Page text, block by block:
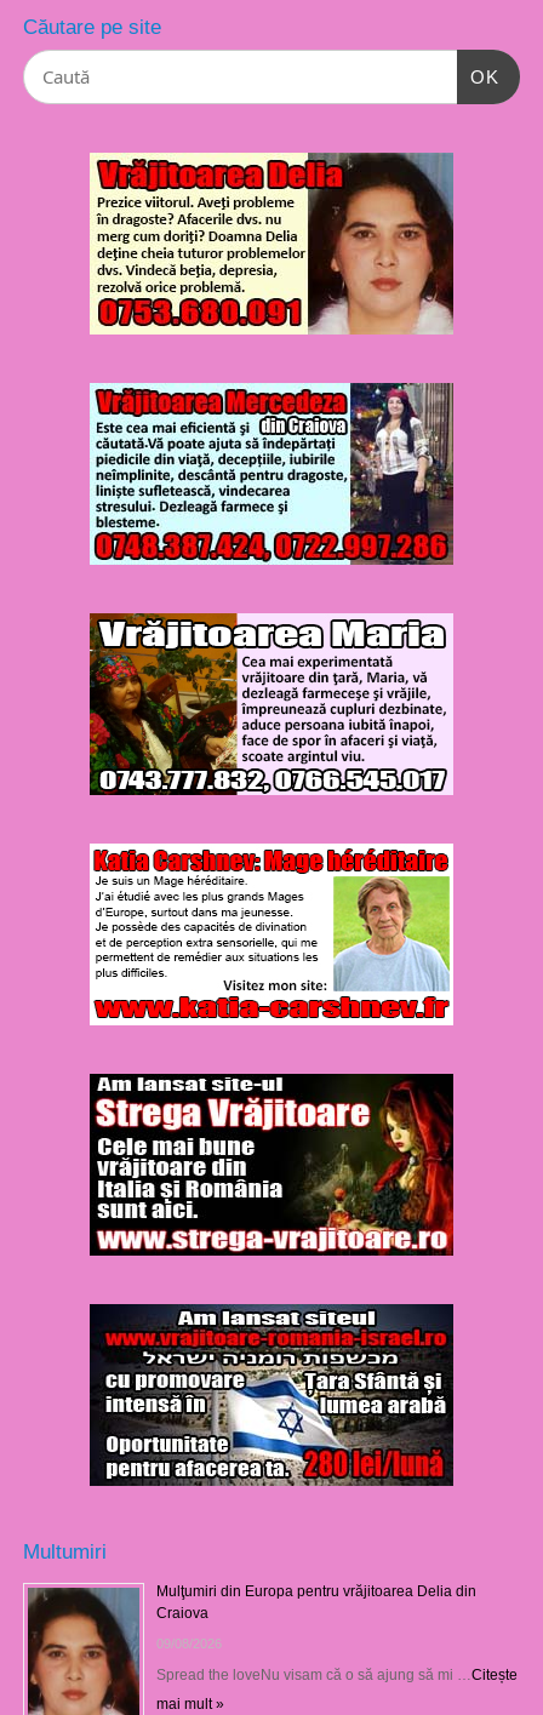
Căutare pe site
OK
Multumiri
Mulţumiri din Europa pentru vrăjitoarea Delia din
Craiova
09/08/2026
Spread the loveNu visam că o să ajung să mi …Citește
mai mult »